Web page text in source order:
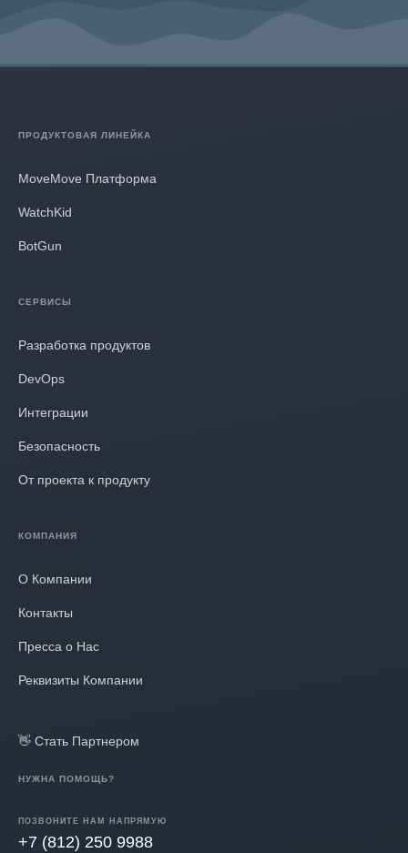
ПРОДУКТОВАЯ ЛИНЕЙКА
MoveMove Платформа
WatchKid
BotGun
СЕРВИСЫ
Разработка продуктов
DevOps
Интеграции
Безопасность
От проекта к продукту
КОМПАНИЯ
О Компании
Контакты
Пресса о Нас
Реквизиты Компании
👋 Стать Партнером
НУЖНА ПОМОЩЬ?
ПОЗВОНИТЕ НАМ НАПРЯМУЮ
+7 (812) 250 9988